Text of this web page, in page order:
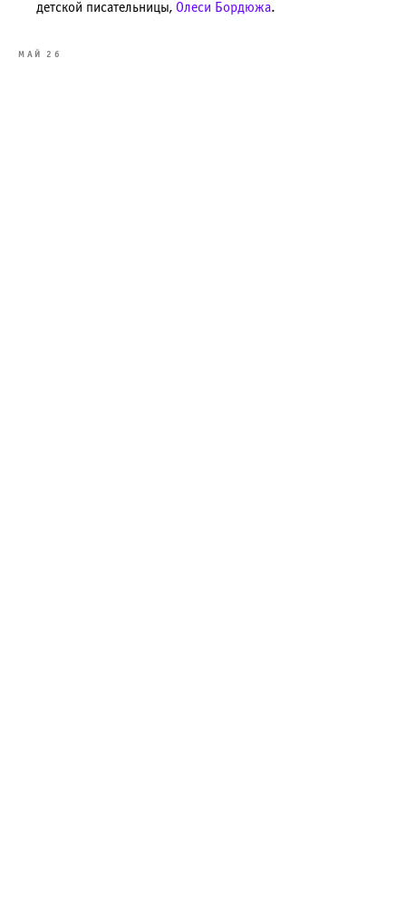
детской писательницы, Олеси Бордюжа.
МАЙ 26